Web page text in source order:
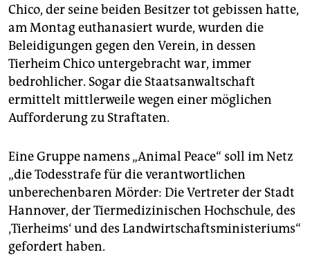
genossenschaft
epaper login
Chico, der seine beiden Besitzer tot gebissen hatte,
am Montag euthanasiert wurde, wurden die
Beleidigungen gegen den Verein, in dessen
Tierheim Chico untergebracht war, immer
bedrohlicher. Sogar die Staatsanwaltschaft
ermittelt mittlerweile wegen einer möglichen
Aufforderung zu Straftaten.
Eine Gruppe namens „Animal Peace“ soll im Netz
„die Todesstrafe für die verantwortlichen
unberechenbaren Mörder: Die Vertreter der Stadt
Hannover, der Tiermedizinischen Hochschule, des
‚Tierheims‘ und des Landwirtschaftsministeriums“
gefordert haben.